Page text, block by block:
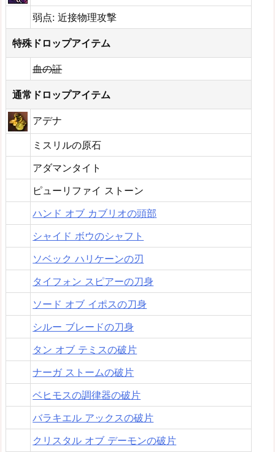
弱点: 近接物理攻撃
特殊ドロップアイテム
血の証
通常ドロップアイテム
アデナ
ミスリルの原石
アダマンタイト
ピューリファイ ストーン
ハンド オブ カブリオの頭部
シャイド ボウのシャフト
ソベック ハリケーンの刃
タイフォン スピアーの刀身
ソード オブ イポスの刀身
シルー ブレードの刀身
タン オブ テミスの破片
ナーガ ストームの破片
ベヒモスの調律器の破片
バラキエル アックスの破片
クリスタル オブ デーモンの破片